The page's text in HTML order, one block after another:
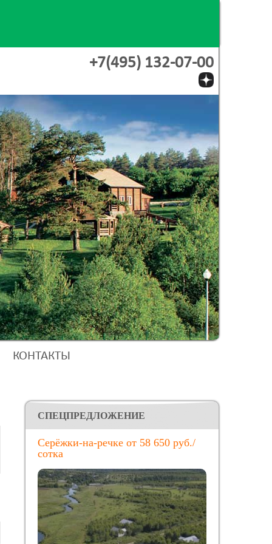
+7(495) 132-07-00
КОНТАКТЫ
CПЕЦПРЕДЛОЖЕНИЕ
Серёжки-на-речке от 58 650 руб./
сотка